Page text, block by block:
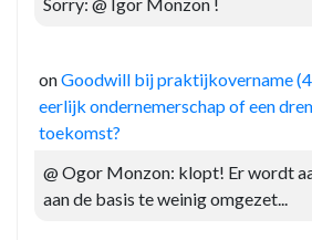
Sorry: @ Igor Monzon !
onGoodwill bij praktijkovername
eerlijk ondernemerschap of een
toekomst?
@ Ogor Monzon: klopt! Er wordt
aan de basis te weinig omgezet...